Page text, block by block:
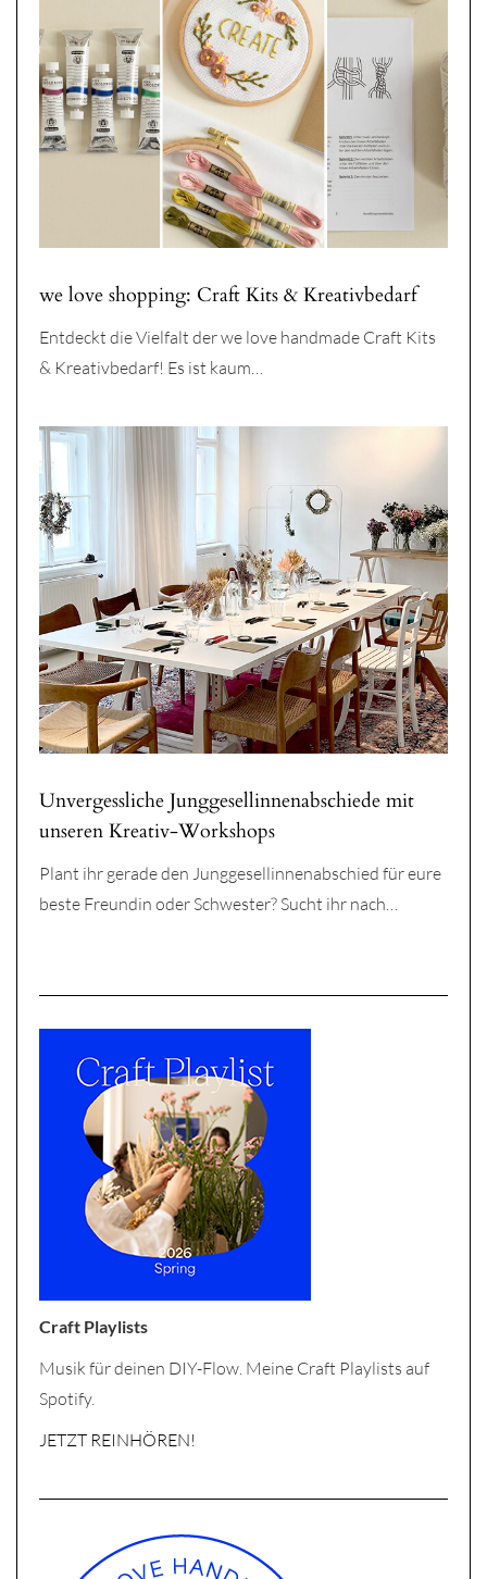
we love shopping: Craft Kits & Kreativbedarf
Entdeckt die Vielfalt der we love handmade Craft Kits
& Kreativbedarf! Es ist kaum…
Unvergessliche Junggesellinnenabschiede mit
unseren Kreativ-Workshops
Plant ihr gerade den Junggesellinnenabschied für eure
beste Freundin oder Schwester? Sucht ihr nach…
Craft Playlists
Musik für deinen DIY-Flow. Meine Craft Playlists auf
Spotify.
JETZT REINHÖREN!